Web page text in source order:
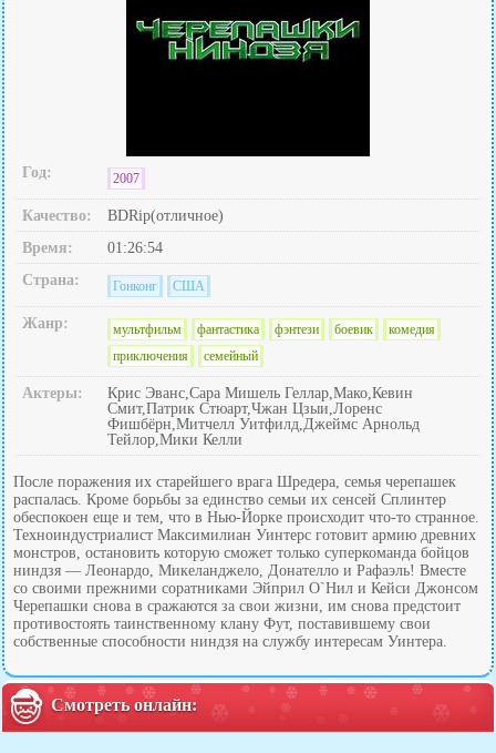
Год: 2007
Качество:
BDRip(отличное)
Время:
01:26:54
Страна:
Гонконг США
Жанр: мультфильм фантастика фэнтези боевик
комедия
приключения
семейный
Актеры:
Крис Эванс,Сара Мишель Геллар,Мако,Кевин
Смит,Патрик Стюарт,Чжан Цзыи,Лоренс
Фишбёрн,Митчелл Уитфилд,Джеймс Арнольд
Тейлор,Мики Келли
После поражения их старейшего врага Шредера, семья черепашек
распалась. Кроме борьбы за единство семьи их сенсей Сплинтер
обеспокоен еще и тем, что в Нью-Йорке происходит что-то странное.
Техноиндустриалист Максимилиан Уинтерс готовит армию древних
монстров, остановить которую сможет только суперкоманда бойцов
ниндзя — Леонардо, Микеланджело, Донателло и Рафаэль! Вместе
со своими прежними соратниками Эйприл О`Нил и Кейси Джонсом
Черепашки снова в сражаются за свои жизни, им снова предстоит
противостоять таинственному клану Фут, поставившему свои
собственные способности ниндзя на службу интересам Уинтера.
Смотреть онлайн: